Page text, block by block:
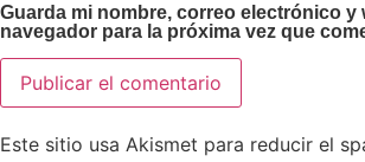
Guarda mi nombre, correo electrónico y
navegador para la próxima vez que
Este sitio usa Akismet para reducir el